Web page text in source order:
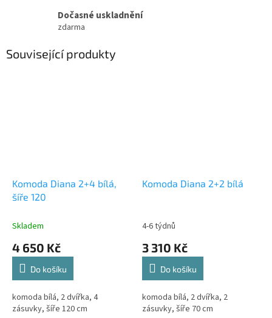
Dočasné uskladnění
zdarma
Související produkty
Komoda Diana 2+4 bílá,
šíře 120
Skladem
4 650 Kč
Do košíku
komoda bílá, 2 dvířka, 4
zásuvky, šíře 120 cm
Komoda Diana 2+2 bílá
4-6 týdnů
3 310 Kč
Do košíku
komoda bílá, 2 dvířka, 2
zásuvky, šíře 70 cm